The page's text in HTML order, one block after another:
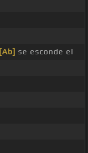
[Ab] se esconde el